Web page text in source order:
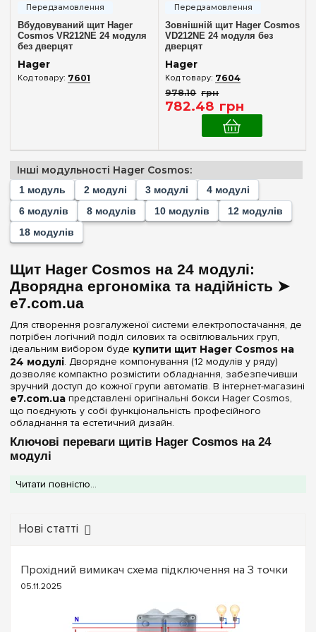
Вбудовуваний щит Hager
Cosmos VR212NE 24 модуля
без дверцят
Hager
7601
Зовнішній щит Hager Cosmos
VD212NE 24 модуля без
дверцят
Hager
7604
978.10 грн
782.48 грн
Інші модульності Hager Cosmos:
1 модуль 2 модулі 3 модулі
4 модулі
6 модулів
8 модулів 10 модулів
12 модулів
18 модулів
Щит Hager Cosmos на 24 модулі:
Дворядна ергономіка та надійність ➤
e7.com.ua
Для створення розгалуженої системи електропостачання, де
потрібен логічний поділ силових та освітлювальних груп,
ідеальним вибором буде купити щит Hager Cosmos на
24 модулі. Дворядне компонування (12 модулів у ряду)
дозволяє компактно розмістити обладнання, забезпечивши
зручний доступ до кожної групи автоматів. В інтернет-магазині
e7.com.ua представлені оригінальні бокси Hager Cosmos,
що поєднують у собі функціональність професійного
обладнання та естетичний дизайн.
Ключові переваги щитів Hager Cosmos на 24
модулі
монтажу в житлових та комерційних приміщеннях:
клемами, що гарантує акуратне підключення нульових та
стінками корпусу дозволяє вільно розвести кабелі навіть
при повному завантаженні щита.
Варіанти фасаду:
для миттєвого контролю стану мережі,
білими непрозоримидля мінімалістичного інтер'єру або
відкритий боксбез дверцят(IP30) для технічних зон.
Читати повністю...
Нові статті
Прохідний вимикач схема підключення на 3 точки
05.11.2025